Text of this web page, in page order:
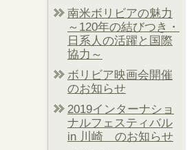
南米ボリビアの魅力
～120年の結びつき・
日系人の活躍と国際
協力～
ボリビア映画会開催
のお知らせ
2019インターナショ
ナルフェスティバル
in 川崎 のお知らせ